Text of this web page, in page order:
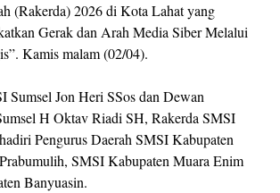
(Rakerda) 2026 di Kota Lahat yang
Gerak dan Arah Media Siber Melalui
Kamis malam (02/04).
Sumsel Jon Heri SSos dan Dewan
H Oktav Riadi SH, Rakerda SMSI
Pengurus Daerah SMSI Kabupaten
SMSI Kabupaten Muara Enim
Banyuasin.